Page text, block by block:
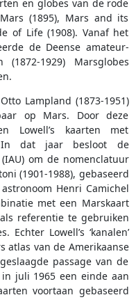
en globes van de rode
(1895), Mars and its
of Life (1908). Vanaf het
de Deense amateur-
1929) Marsglobes
Lampland (1873-1951)
op Mars. Door deze
Lowell’s kaarten met
dat jaar besloot de
om de nomenclatuur
(1901-1988), gebaseerd
Henri Camichel
met een Marskaart
referentie te gebruiken
Lowell’s ‘kanalen’
atlas van de Amerikaanse
passage van de
juli 1965 een einde aan
voortaan gebaseerd